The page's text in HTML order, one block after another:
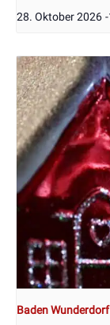
28. Oktober 2026 -
Baden Wunderdorf